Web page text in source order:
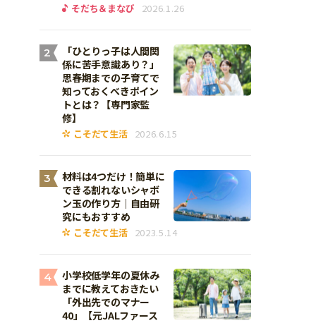
そだち＆まなび 2026.1.26
2
「ひとりっ子は人間関
係に苦手意識あり？」
思春期までの子育てで
知っておくべきポイン
トとは？【専門家監
修】
こそだて生活 2026.6.15
3
材料は4つだけ！簡単に
できる割れないシャボ
ン玉の作り方｜自由研
究にもおすすめ
こそだて生活 2023.5.14
4
小学校低学年の夏休み
までに教えておきたい
「外出先でのマナー
40」【元JALファース